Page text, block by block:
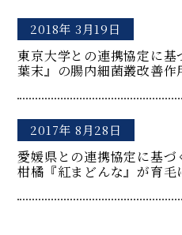
2018年 3月19日
東京大学との連携協定に
葉末』の腸内細菌叢改善作
2017年 8月28日
愛媛県との連携協定に基
柑橘『紅まどんな』が育